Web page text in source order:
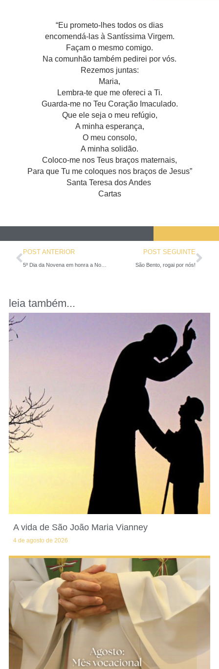
“Eu prometo-lhes todos os dias
encomendá-las à Santíssima Virgem.
Façam o mesmo comigo.
Na comunhão também pedirei por vós.
Rezemos juntas:
Maria,
Lembra-te que me ofereci a Ti.
Guarda-me no Teu Coração Imaculado.
Que ele seja o meu refúgio,
A minha esperança,
O meu consolo,
A minha solidão.
Coloco-me nos Teus braços maternais,
Para que Tu me coloques nos braços de Jesus”
Santa Teresa dos Andes
Cartas
POST ANTERIOR POST SEGUINTE
São Bento, rogai por nós!
leia também...
A vida de São João Maria Vianney
4 de agosto de 2026